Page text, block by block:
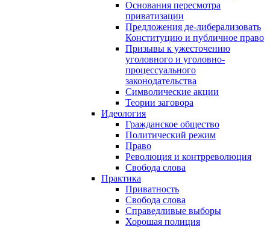
Основания пересмотра
приватизации
Предложения де-либерализовать
Конституцию и публичное право
Призывы к ужесточению
уголовного и уголовно-
процессуального
законодательства
Символические акции
Теории заговора
Идеология
Гражданское общество
Политический режим
Право
Революция и контрреволюция
Свобода слова
Практика
Приватность
Свобода слова
Справедливые выборы
Хорошая полиция